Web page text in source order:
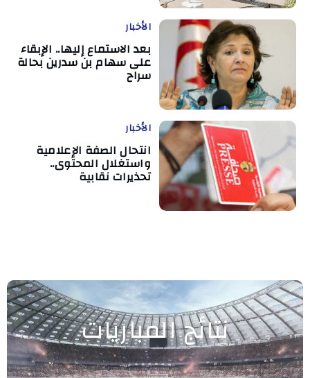
الأخبار
بعد الاستماع إليها.. الإبقاء
على سهام بن سدرين بحالة
سراح
الأخبار
انتحال الصفة الإعلامية
واستغلال المحتوى..
تحذيرات نقابية
نتائج المباريات